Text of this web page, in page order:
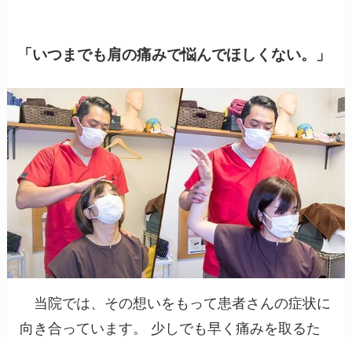
「いつまでも肩の痛みで悩んでほしくない。」
当院では、その想いをもって患者さんの症状に
向き合っています。 少しでも早く痛みを取るた